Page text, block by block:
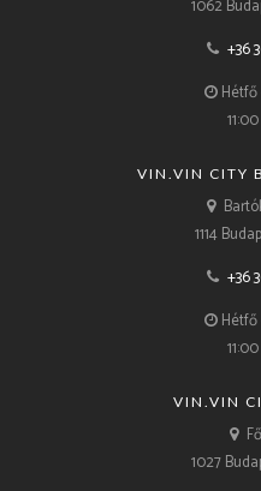
1062
+36
VIN.VIN CITY
1114
+36
VIN.VIN
1027